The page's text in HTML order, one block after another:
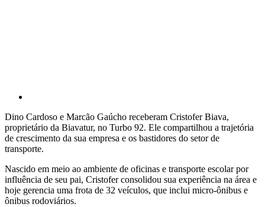
Dino Cardoso e Marcão Gaúcho receberam Cristofer Biava,
proprietário da Biavatur, no Turbo 92. Ele compartilhou a trajetória
de crescimento da sua empresa e os bastidores do setor de
transporte.
Nascido em meio ao ambiente de oficinas e transporte escolar por
influência de seu pai, Cristofer consolidou sua experiência na área e
hoje gerencia uma frota de 32 veículos, que inclui micro-ônibus e
ônibus rodoviários.